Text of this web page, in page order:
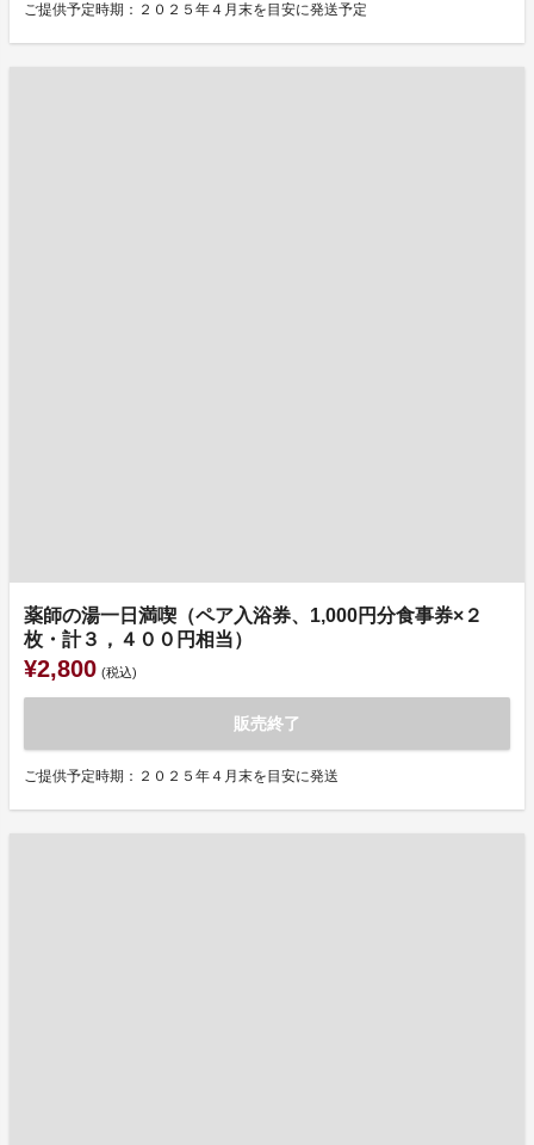
ご提供予定時期：２０２５年４月末を目安に発送予定
薬師の湯一日満喫（ペア入浴券、1,000円分食事券×２
枚・計３，４００円相当）
¥2,800 (税込)
販売終了
ご提供予定時期：２０２５年４月末を目安に発送